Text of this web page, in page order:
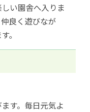
い園舎へ入りま
良く遊びなが
。
す。毎日元気よ